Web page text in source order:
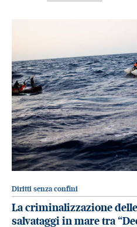
Diritti senza confini
La criminalizzazione
salvataggi in mare tra